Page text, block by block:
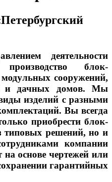
деятельности
блок-
сооружений,
и дачных домов. Мы
изделий с разными
Вы всегда
приобрести блок-
типовых решений, но и
компании
основе чертежей или
гарантийных